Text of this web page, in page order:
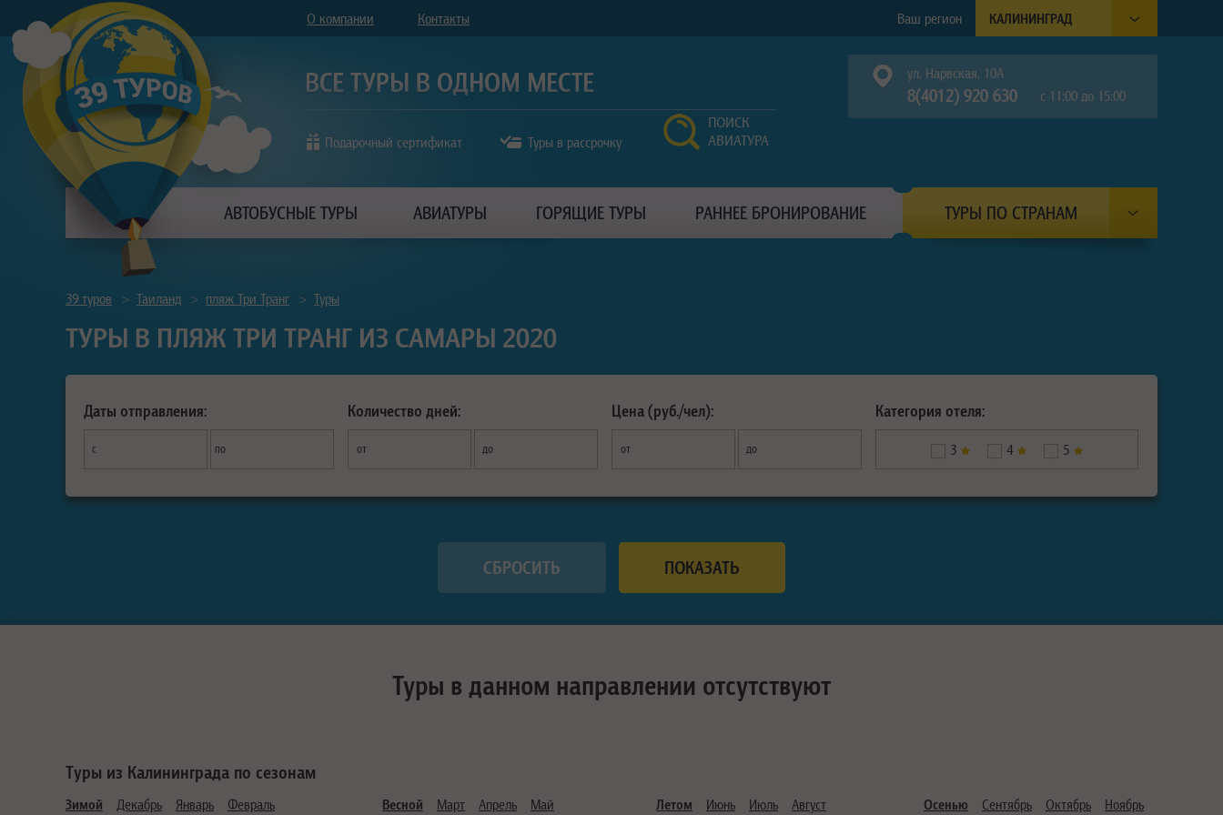
О компании Контакты КАЛИНИНГРАД
Ваш регион
ТУРЫ ПО СТРАНАМ
Подарочный сертификат Туры в рассрочку
ПОИСК
АВИАТУРА
ул. Нарвская, 10А
с 11:00 до 15:00
8(4012) 920 630
АВТОБУСНЫЕ ТУРЫ АВИАТУРЫ ГОРЯЩИЕ ТУРЫ РАННЕЕ БРОНИРОВАНИЕ
39 туров > Таиланд > пляж Три Транг > Туры
ТУРЫ В ПЛЯЖ ТРИ ТРАНГ ИЗ САМАРЫ 2020
Даты отправления:
с по
Количество дней:
от до
Цена (руб./чел):
от до
Категория отеля:
3 4 5
Туры в данном направлении отсутствуют
Туры из Калининграда по сезонам
Зимой Декабрь Январь Февраль Весной Март Апрель Май Летом Июнь Июль Август Осенью Сентябрь Октябрь Ноябрь